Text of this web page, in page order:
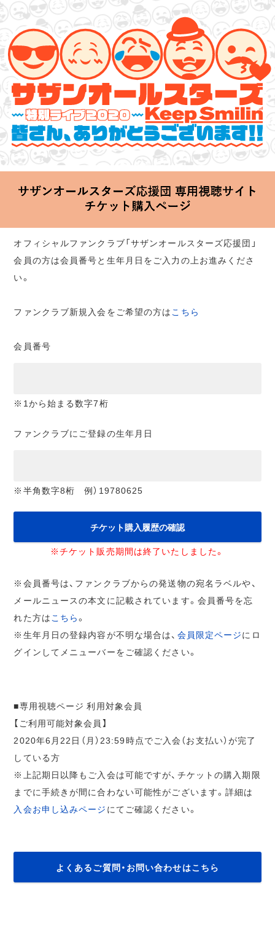
サザンオールスターズ 特別ライブ 2020
「Keep Smilin’～皆さん、ありがとうございます!!～」
2020.06.25 Thu 20:00 Start at 横浜アリーナ
オフィシャルファンクラブ「サザンオールスターズ応援団」
会員の方は会員番号と生年月日をご入力の上お進みくださ
い。
ファンクラブ新規入会をご希望の方は こちら
会員番号
※1から始まる数字7桁
ファンクラブにご登録の生年月日
※半角数字8桁 例）19780625
チケット購入履歴の確認
※チケット販売期間は終了いたしました。
※会員番号は、ファンクラブからの発送物の宛名ラベルや、
メールニュースの本文に記載されています。会員番号を忘
れた方は こちら。
※生年月日の登録内容が不明な場合は、 会員限定ページにロ
グインしてメニューバーをご確認ください。
■専用視聴ページ 利用対象会員
【ご利用可能対象会員】
2020年6月22日（月）23:59時点でご入会（お支払い）が完了
している方
※上記期日以降もご入会は可能ですが、チケットの購入期限
までに手続きが間に合わない可能性がございます。詳細は
入会お申し込みページ にてご確認ください。
よくあるご質問・お問い合わせはこちら